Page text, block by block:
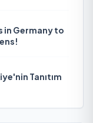
in Germany to
Tanıtım